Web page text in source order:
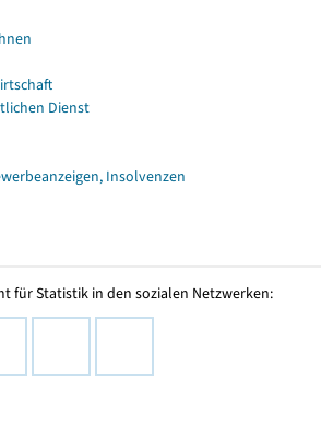
Dienst
Insolvenzen
für Statistik in den sozialen Netzwerken: